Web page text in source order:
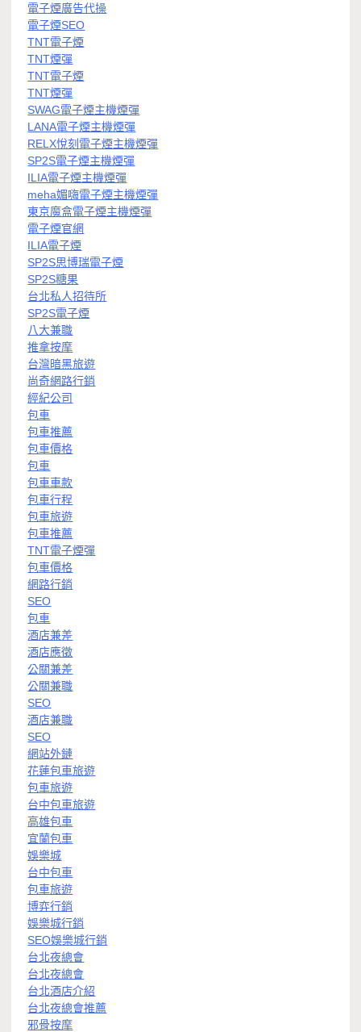
電子煙廣告代操
電子煙SEO
TNT電子煙
TNT煙彈
TNT電子煙
TNT煙彈
SWAG電子煙主機煙彈
LANA電子煙主機煙彈
RELX悅刻電子煙主機煙彈
SP2S電子煙主機煙彈
ILIA電子煙主機煙彈
meha媚嗨電子煙主機煙彈
東京魔盒電子煙主機煙彈
電子煙官網
ILIA電子煙
SP2S思博瑞電子煙
SP2S糖果
台北私人招待所
SP2S電子煙
八大兼職
推拿按摩
台灣暗黑旅遊
尚奇網路行銷
經紀公司
包車
包車推薦
包車價格
包車
包車車款
包車行程
包車旅遊
包車推薦
TNT電子煙彈
包車價格
網路行銷
SEO
包車
酒店兼差
酒店應徵
公關兼差
公關兼職
SEO
酒店兼職
SEO
網站外鏈
花蓮包車旅遊
包車旅遊
台中包車旅遊
高雄包車
宜蘭包車
娛樂城
台中包車
包車旅遊
博弈行銷
娛樂城行銷
SEO娛樂城行銷
台北夜總會
台北夜總會
台北酒店介紹
台北夜總會推薦
邪骨按摩